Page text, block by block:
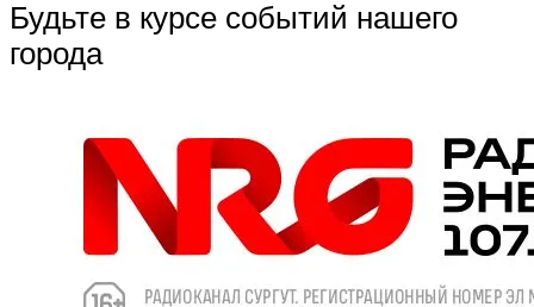
Будьте в курсе событий нашего
города